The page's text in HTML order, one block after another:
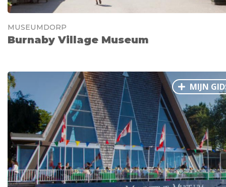
MUSEUMDORP
Burnaby Village Museum
MIJN